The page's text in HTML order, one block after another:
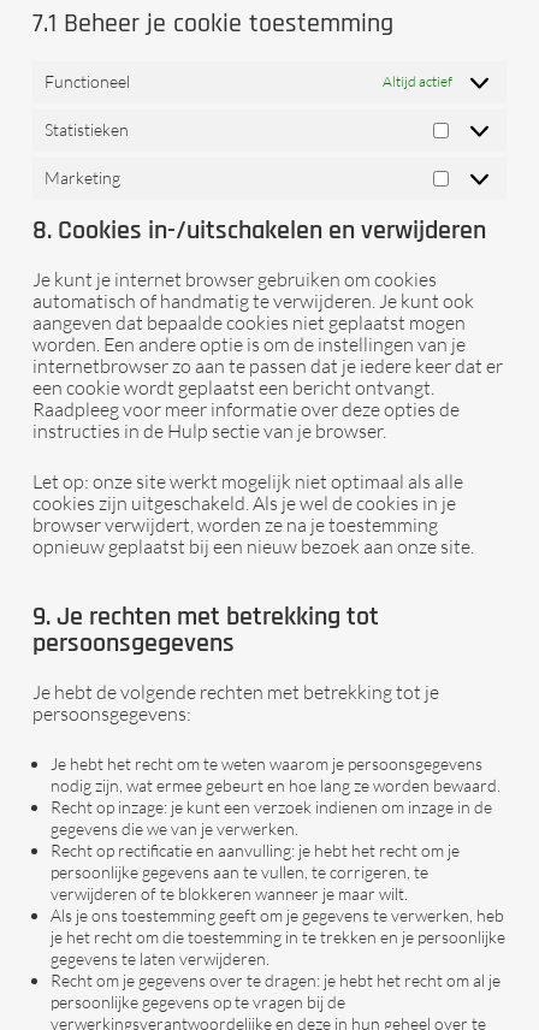
7.1 Beheer je cookie toestemming
Functioneel Altijd actief
Statistieken
Statistieken
Marketing
Marketing
8. Cookies in-/uitschakelen en verwijderen
Je kunt je internet browser gebruiken om cookies
automatisch of handmatig te verwijderen. Je kunt ook
aangeven dat bepaalde cookies niet geplaatst mogen
worden. Een andere optie is om de instellingen van je
internetbrowser zo aan te passen dat je iedere keer dat er
een cookie wordt geplaatst een bericht ontvangt.
Raadpleeg voor meer informatie over deze opties de
instructies in de Hulp sectie van je browser.
Let op: onze site werkt mogelijk niet optimaal als alle
cookies zijn uitgeschakeld. Als je wel de cookies in je
browser verwijdert, worden ze na je toestemming
opnieuw geplaatst bij een nieuw bezoek aan onze site.
9. Je rechten met betrekking tot
persoonsgegevens
Je hebt de volgende rechten met betrekking tot je
persoonsgegevens:
Je hebt het recht om te weten waarom je persoonsgegevens
nodig zijn, wat ermee gebeurt en hoe lang ze worden bewaard.
Recht op inzage: je kunt een verzoek indienen om inzage in de
gegevens die we van je verwerken.
Recht op rectificatie en aanvulling: je hebt het recht om je
persoonlijke gegevens aan te vullen, te corrigeren, te
verwijderen of te blokkeren wanneer je maar wilt.
Als je ons toestemming geeft om je gegevens te verwerken, heb
je het recht om die toestemming in te trekken en je persoonlijke
gegevens te laten verwijderen.
Recht om je gegevens over te dragen: je hebt het recht om al je
persoonlijke gegevens op te vragen bij de
verwerkingsverantwoordelijke en deze in hun geheel over te